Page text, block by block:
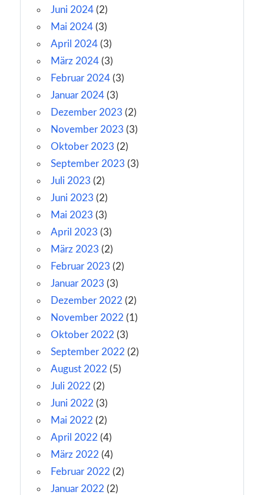
Juni 2024 (2)
Mai 2024 (3)
April 2024 (3)
März 2024 (3)
Februar 2024 (3)
Januar 2024 (3)
Dezember 2023 (2)
November 2023 (3)
Oktober 2023 (2)
September 2023 (3)
Juli 2023 (2)
Juni 2023 (2)
Mai 2023 (3)
April 2023 (3)
März 2023 (2)
Februar 2023 (2)
Januar 2023 (3)
Dezember 2022 (2)
November 2022 (1)
Oktober 2022 (3)
September 2022 (2)
August 2022 (5)
Juli 2022 (2)
Juni 2022 (3)
Mai 2022 (2)
April 2022 (4)
März 2022 (4)
Februar 2022 (2)
Januar 2022 (2)